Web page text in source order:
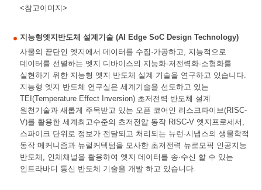
<참고이미지>
지능형엣지반도체 설계기술 (AI Edge SoC Design Technology)
사물의 끝단인 엣지에서 데이터를 수집·가공하고, 지능적으로
데이터를 선별하는 엣지 디바이스의 지능화-저전력화-소형화를
실현하기 위한 지능형 엣지 반도체 설계 기술을 연구하고 있습니다.
지능형 엣지 반도체 연구실은 세계기술을 선도하고 있는
TEI(Temperature Effect Inversion) 초저전력 반도체 설계
원천기술과 새롭게 주목받고 있는 오픈 코어인 리스크파이브(RISC-
V)를 활용한 세계최고수준의 초저전압 동작 RISC-V 엣지프로세서,
스파이크 단위로 정보가 전달되고 처리되는 뉴런·시냅스의 생물학적
동작 메커니즘과 뉴럴커텍텀을 모사한 초저전력 뉴로모픽 인공지능
반도체, 인체채널을 활용하여 엣지 데이터를 송·수신 할 수 있는
인트라바디 통신 반도체 기술을 개발 하고 있습니다.